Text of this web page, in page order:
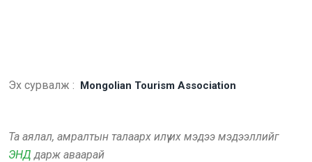
Эх сурвалж : Mongolian Tourism Association
Та аялал, амралтын талаарх илүү их мэдээ мэдээллийг
ЭНД дарж аваарай